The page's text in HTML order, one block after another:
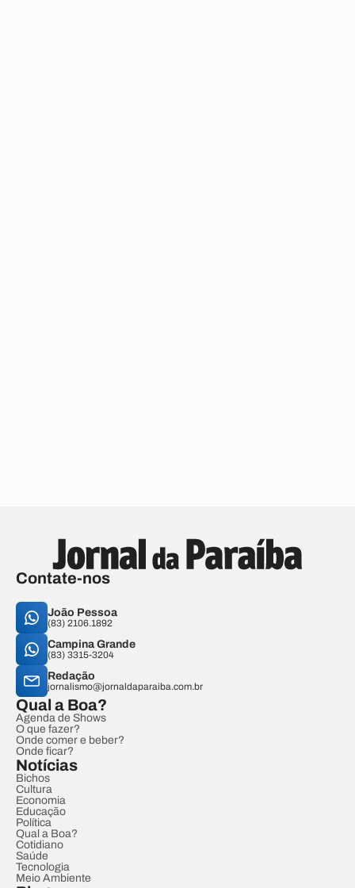
Contate-nos
João Pessoa
(83) 2106.1892
Campina Grande
(83) 3315-3204
Redação
jornalismo@jornaldaparaiba.com.br
Qual a Boa?
Agenda de Shows
O que fazer?
Onde comer e beber?
Onde ficar?
Notícias
Bichos
Cultura
Economia
Educação
Política
Qual a Boa?
Cotidiano
Saúde
Tecnologia
Meio Ambiente